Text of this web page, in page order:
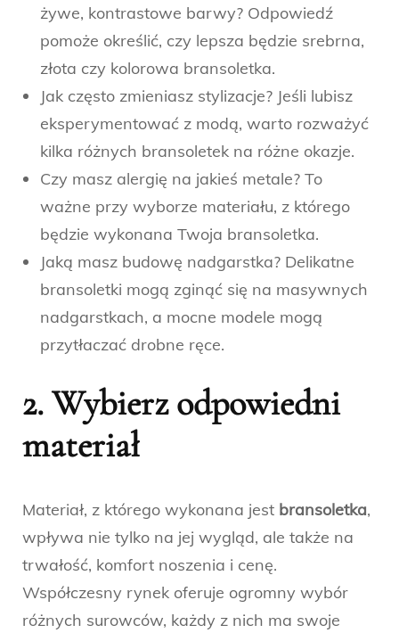
żywe, kontrastowe barwy? Odpowiedź
pomoże określić, czy lepsza będzie srebrna,
złota czy kolorowa bransoletka.
Jak często zmieniasz stylizacje? Jeśli lubisz
eksperymentować z modą, warto rozważyć
kilka różnych bransoletek na różne okazje.
Czy masz alergię na jakieś metale? To
ważne przy wyborze materiału, z którego
będzie wykonana Twoja bransoletka.
Jaką masz budowę nadgarstka? Delikatne
bransoletki mogą zginąć się na masywnych
nadgarstkach, a mocne modele mogą
przytłaczać drobne ręce.
2. Wybierz odpowiedni
materiał
Materiał, z którego wykonana jest bransoletka,
wpływa nie tylko na jej wygląd, ale także na
trwałość, komfort noszenia i cenę.
Współczesny rynek oferuje ogromny wybór
różnych surowców, każdy z nich ma swoje